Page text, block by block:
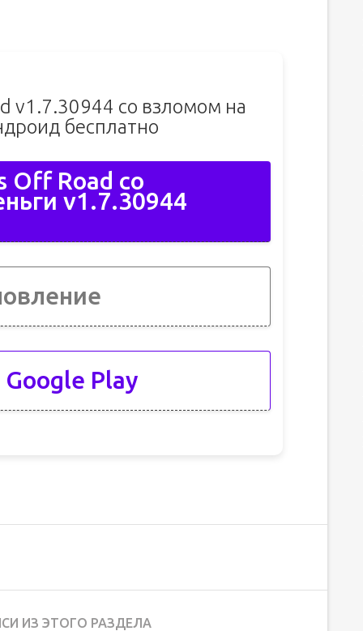
v1.7.30944 со взломом на
бесплатно
Off Road со
v1.7.30944
Play
ИЗ ЭТОГО РАЗДЕЛА